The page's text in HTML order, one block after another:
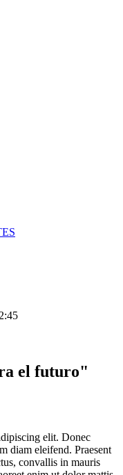
el futuro"
elit. Donec
diam eleifend. Praesent
convallis in mauris